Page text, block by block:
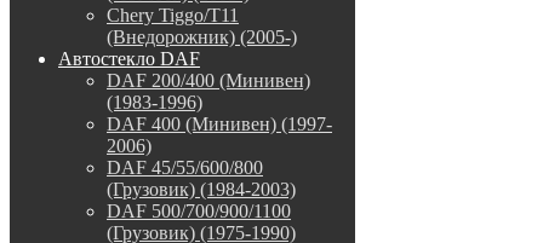
Chery Tiggo/T11
(Внедорожник) (2005-)
Автостекло DAF
DAF 200/400 (Минивен)
(1983-1996)
DAF 400 (Минивен) (1997-
2006)
DAF 45/55/600/800
(Грузовик) (1984-2003)
DAF 500/700/900/1100
(Грузовик) (1975-1990)